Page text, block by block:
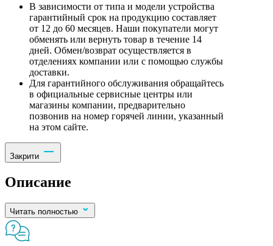
В зависимости от типа и модели устройства
гарантийный срок на продукцию составляет
от 12 до 60 месяцев. Наши покупатели могут
обменять или вернуть товар в течение 14
дней. Обмен/возврат осуществляется в
отделениях компании или с помощью службы
доставки.
Для гарантийного обслуживания обращайтесь
в официальные сервисные центры или
магазины компании, предварительно
позвонив на номер горячей линии, указанный
на этом сайте.
Закрити
Описание
Читать полностью